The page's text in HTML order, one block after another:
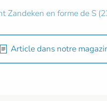
Zandeken en forme de S
Article dans notre